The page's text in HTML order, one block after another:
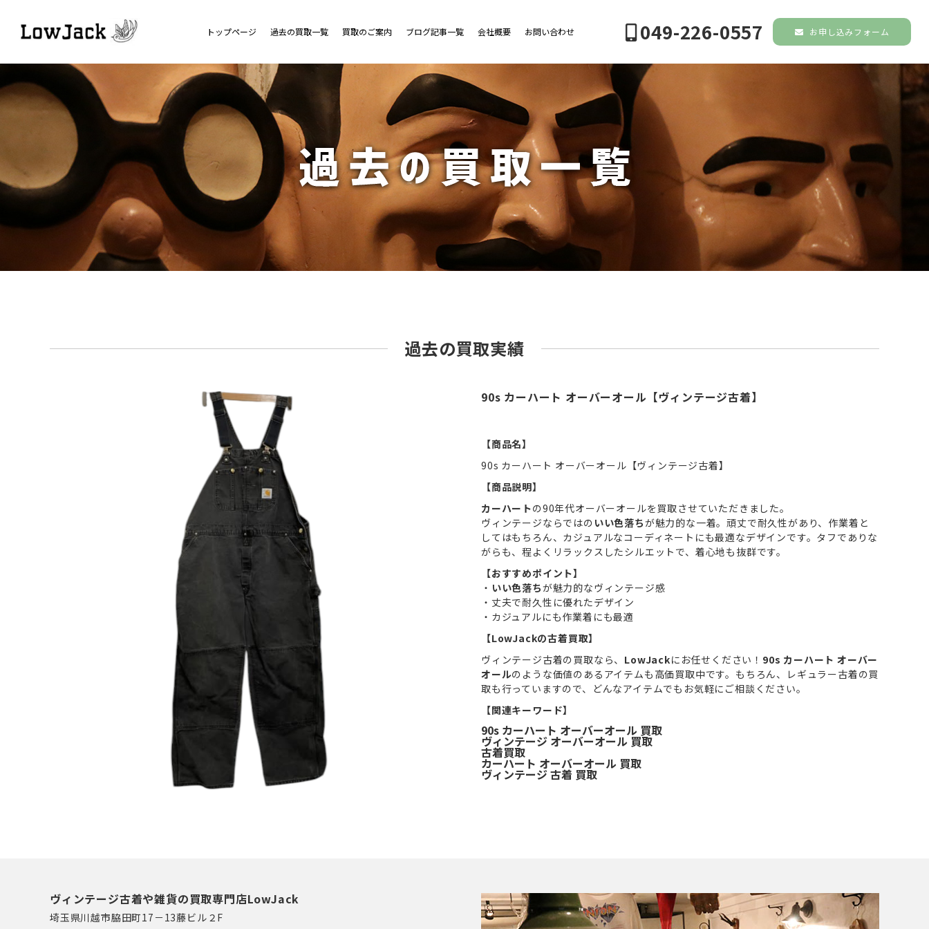
トップページ 過去の買取一覧 買取のご案内 ブログ記事一覧 会社概要 お問い合わせ 049-226-0557 お申し込みフォーム
過去の買取実績
90s カーハート オーバーオール【ヴィンテージ古着】
【商品名】
90s カーハート オーバーオール【ヴィンテージ古着】
【商品説明】
カーハートの90年代オーバーオールを買取させていただきました。
ヴィンテージならではの いい色落ちが魅力的な一着。頑丈で耐久性があり、作業着と
してはもちろん、カジュアルなコーディネートにも最適なデザインです。タフでありな
がらも、程よくリラックスしたシルエットで、着心地も抜群です。
【おすすめポイント】
・ いい色落ちが魅力的なヴィンテージ感
・丈夫で耐久性に優れたデザイン
・カジュアルにも作業着にも最適
【LowJackの古着買取】
ヴィンテージ古着の買取なら、 LowJackにお任せください！ 90s カーハート オーバー
オールのような価値のあるアイテムも高価買取中です。もちろん、レギュラー古着の買
取も行っていますので、どんなアイテムでもお気軽にご相談ください。
【関連キーワード】
90s カーハート オーバーオール 買取
ヴィンテージ オーバーオール 買取
古着買取
カーハート オーバーオール 買取
ヴィンテージ 古着 買取
ヴィンテージ古着や雑貨の買取専門店LowJack
埼玉県川越市脇田町17－13藤ビル２F